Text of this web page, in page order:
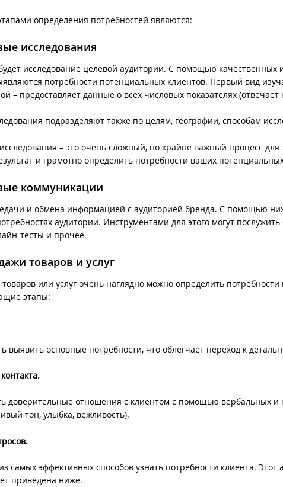
определения потребностей являются:
исследования
исследование целевой аудитории. С помощью качественных
потребности потенциальных клиентов. Первый вид
– предоставляет данные о всех числовых показателях (отвечает
подразделяют также по целям, географии, способам
– это очень сложный, но крайне важный процесс
и грамотно определить потребности ваших
коммуникации
и обмена информацией с аудиторией бренда. С помощью
аудитории. Инструментами для этого могут
тесты и прочее.
товаров и услуг
или услуг очень наглядно можно определить
этапы:
выявить основные потребности, что облегчает переход к
доверительные отношения с клиентом с помощью вербальных и
тон, улыбка, вежливость).
самых эффективных способов узнать потребности клиента. Этот
приведена ниже.